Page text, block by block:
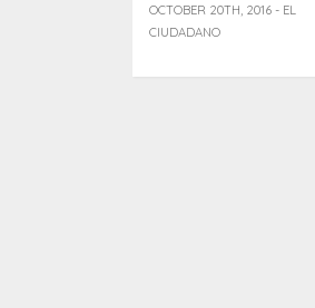
OCTOBER 20TH, 2016 - EL
CIUDADANO